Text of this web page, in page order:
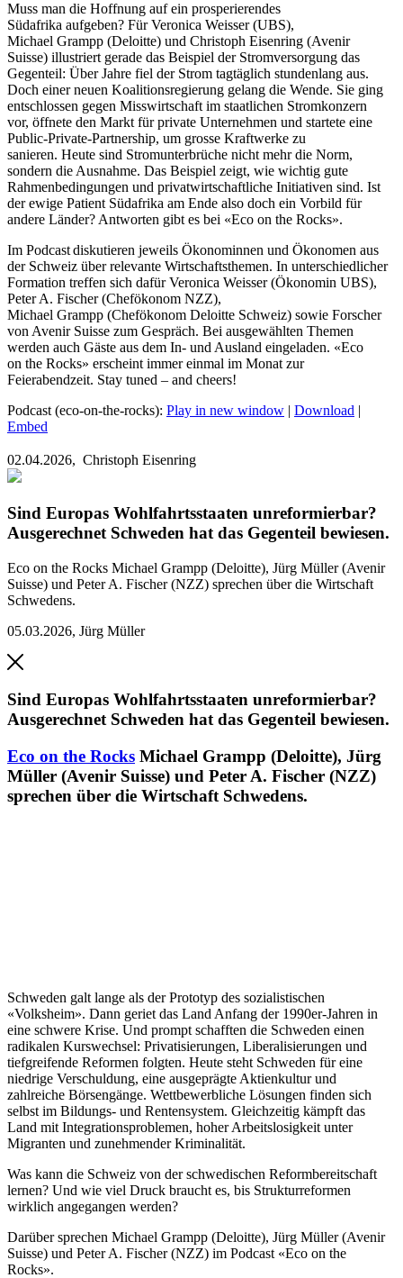
Muss man die Hoffnung auf ein prosperierendes
Südafrika aufgeben? Für Veronica Weisser (UBS),
Michael Grampp (Deloitte) und Christoph Eisenring (Avenir
Suisse) illustriert gerade das Beispiel der Stromversorgung das
Gegenteil: Über Jahre fiel der Strom tagtäglich stundenlang aus.
Doch einer neuen Koalitionsregierung gelang die Wende. Sie ging
entschlossen gegen Misswirtschaft im staatlichen Stromkonzern
vor, öffnete den Markt für private Unternehmen und startete eine
Public-Private-Partnership, um grosse Kraftwerke zu
sanieren. Heute sind Stromunterbrüche nicht mehr die Norm,
sondern die Ausnahme. Das Beispiel zeigt, wie wichtig gute
Rahmenbedingungen und privatwirtschaftliche Initiativen sind. Ist
der ewige Patient Südafrika am Ende also doch ein Vorbild für
andere Länder? Antworten gibt es bei «Eco on the Rocks».
Im Podcastdiskutieren jeweils Ökonominnen und Ökonomen aus
der Schweiz über relevante Wirtschaftsthemen. In unterschiedlicher
Formation treffen sich dafür Veronica Weisser (Ökonomin UBS),
Peter A. Fischer (Chefökonom NZZ),
Michael Grampp (Chefökonom Deloitte Schweiz) sowie Forscher
von Avenir Suisse zum Gespräch. Bei ausgewählten Themen
werden auch Gäste aus dem In- und Ausland eingeladen. «Eco
on the Rocks» erscheint immer einmal im Monat zur
Feierabendzeit. Stay tuned – and cheers!
Podcast (eco-on-the-rocks): Play in new window | Download |
Embed
02.04.2026, Christoph Eisenring
Sind Europas Wohlfahrtsstaaten unreformierbar?
Ausgerechnet Schweden hat das Gegenteil bewiesen.
Eco on the Rocks Michael Grampp (Deloitte), Jürg Müller (Avenir
Suisse) und Peter A. Fischer (NZZ) sprechen über die Wirtschaft
Schwedens.
05.03.2026, Jürg Müller
Sind Europas Wohlfahrtsstaaten unreformierbar?
Ausgerechnet Schweden hat das Gegenteil bewiesen.
Eco on the Rocks Michael Grampp (Deloitte), Jürg
Müller (Avenir Suisse) und Peter A. Fischer (NZZ)
sprechen über die Wirtschaft Schwedens.
Schweden galt lange als der Prototyp des sozialistischen
«Volksheim». Dann geriet das Land Anfang der 1990er-Jahren in
eine schwere Krise. Und prompt schafften die Schweden einen
radikalen Kurswechsel: Privatisierungen, Liberalisierungen und
tiefgreifende Reformen folgten. Heute steht Schweden für eine
niedrige Verschuldung, eine ausgeprägte Aktienkultur und
zahlreiche Börsengänge. Wettbewerbliche Lösungen finden sich
selbst im Bildungs- und Rentensystem. Gleichzeitig kämpft das
Land mit Integrationsproblemen, hoher Arbeitslosigkeit unter
Migranten und zunehmender Kriminalität.
Was kann die Schweiz von der schwedischen Reformbereitschaft
lernen? Und wie viel Druck braucht es, bis Strukturreformen
wirklich angegangen werden?
Darüber sprechen Michael Grampp (Deloitte), Jürg Müller (Avenir
Suisse) und Peter A. Fischer (NZZ) im Podcast «Eco on the
Rocks».